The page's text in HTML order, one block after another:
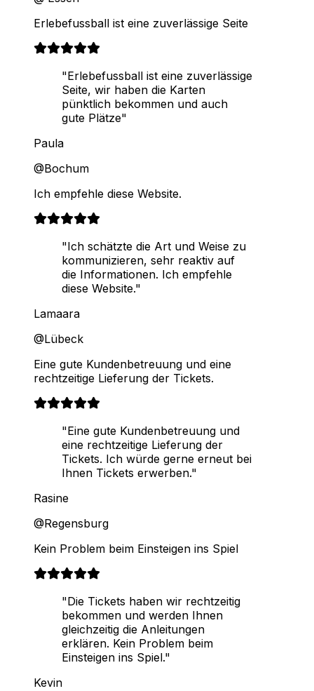
Erlebefussball ist eine zuverlässige Seite
"Erlebefussball ist eine zuverlässige
Seite, wir haben die Karten
pünktlich bekommen und auch
gute Plätze"
Paula
@Bochum
Ich empfehle diese Website.
"Ich schätzte die Art und Weise zu
kommunizieren, sehr reaktiv auf
die Informationen. Ich empfehle
diese Website."
Lamaara
@Lübeck
Eine gute Kundenbetreuung und eine
rechtzeitige Lieferung der Tickets.
"Eine gute Kundenbetreuung und
eine rechtzeitige Lieferung der
Tickets. Ich würde gerne erneut bei
Ihnen Tickets erwerben."
Rasine
@Regensburg
Kein Problem beim Einsteigen ins Spiel
"Die Tickets haben wir rechtzeitig
bekommen und werden Ihnen
gleichzeitig die Anleitungen
erklären. Kein Problem beim
Einsteigen ins Spiel."
Kevin